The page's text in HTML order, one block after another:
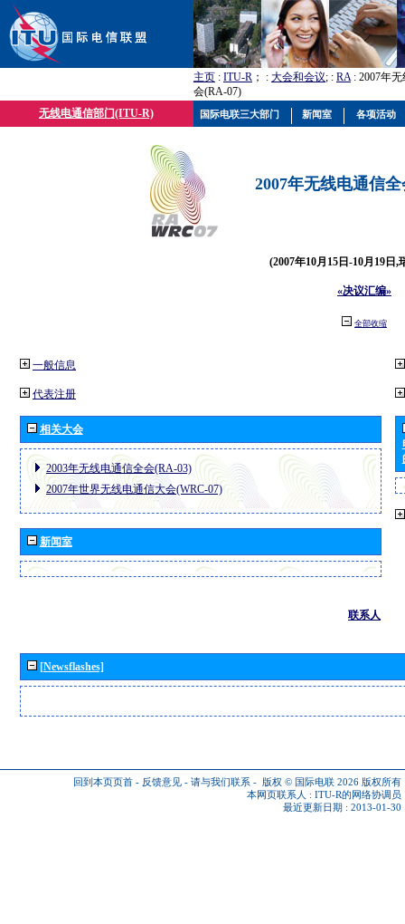
主页 : ITU-R ； : 大会和会议; : RA: 2007年
会(RA-07)
无线电通信部门(ITU-R)
2007年无线电通信
(2007年10月15日-10月19日,
«决议汇编»
全部收缩
一般信息
代表注册
相关大会
2003年无线电通信全会(RA-03)
2007年世界无线电通信大会(WRC-07)
新闻室
联系人
[Newsflashes]
回到本页页首 - 反馈意见 - 请与我们联系 - 版权 © 国际电联 2026 版权所有
本网页联系人 : ITU-R的网络协调员
最近更新日期 : 2013-01-30
国际电联三大部门 新闻室 各项活动